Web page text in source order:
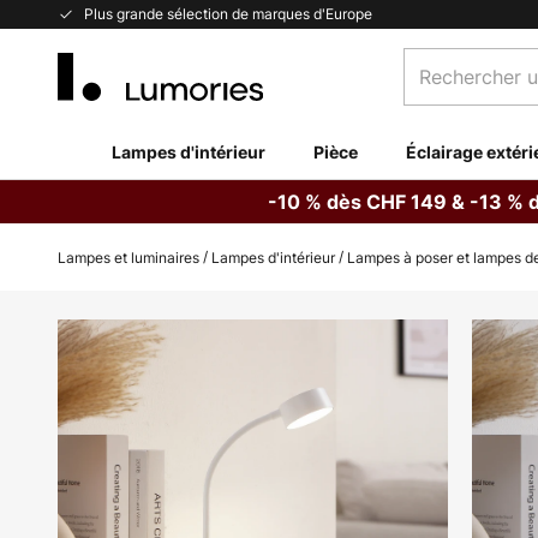
Plus grande sélection de marques d'Europe
Allez
un
catégorie...
Lampes d'intérieur Pièce Éclairage
-10 % dès CHF 149 & -13 %
Lampes et luminaires Lampes d'intérieur Lampes à poser et lampes
Skip
to
the
end
the
images